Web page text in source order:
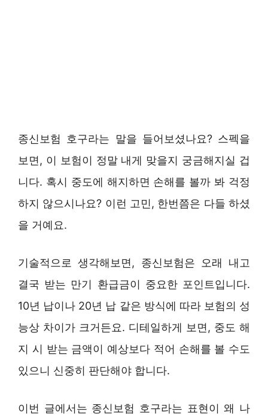
종신보험 호구라는 말을 들어보셨나요? 스펙을
보면, 이 보험이 정말 내게 맞을지 궁금해지실 겁
니다. 혹시 중도에 해지하면 손해를 볼까 봐 걱정
하지 않으시나요? 이런 고민, 한번쯤은 다들 하셨
을 거예요.
기술적으로 생각해보면, 종신보험은 오래 내고
결국 받는 만기 환급금이 중요한 포인트입니다.
10년 납이나 20년 납 같은 방식에 따라 보험의 성
능상 차이가 크거든요. 디테일하게 보면, 중도 해
지 시 받는 금액이 예상보다 적어 손해를 볼 수도
있으니 신중히 판단해야 합니다.
이번 글에서는 종신보험 호구라는 표현이 왜 나